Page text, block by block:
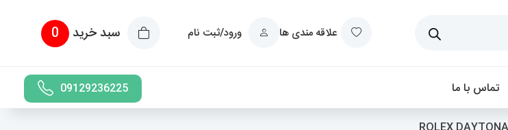
علاقه مندی ها ورود/ثبت نام سبد خرید 0
تماس با ما 09129236225